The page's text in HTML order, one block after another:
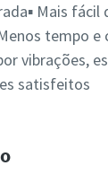
Mais fácil
tempo
vibrações,
satisfeitos